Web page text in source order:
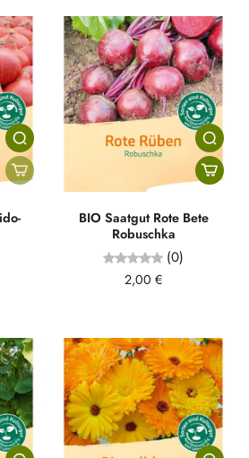
BIO Saatgut Rote Bete
Robuschka
(0)
2,00 €